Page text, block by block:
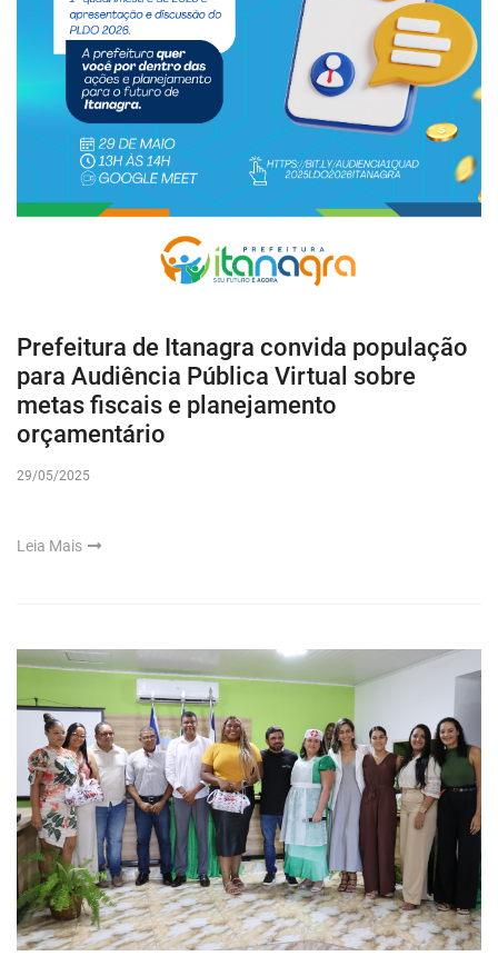
Prefeitura de Itanagra convida população
para Audiência Pública Virtual sobre
metas fiscais e planejamento
orçamentário
29/05/2025
Leia Mais